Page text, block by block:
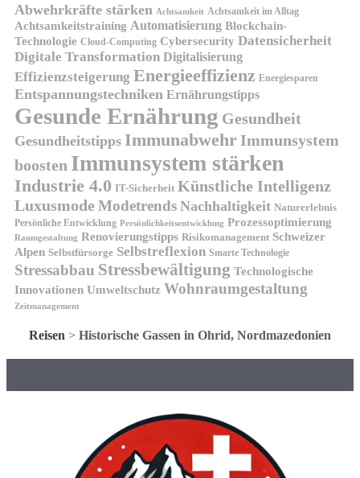
Abwehrkräfte stärken Achtsamkeit Achtsamkeit im Alltag
Achtsamkeitstraining Automatisierung Blockchain-
Technologie Cloud-Computing Cybersecurity Datensicherheit
Digitale Transformation Digitalisierung
Effizienzsteigerung Energieeffizienz Energiesparen
Entspannungstechniken Ernährungstipps
Gesunde Ernährung Gesundheit
Gesundheitstipps Immunabwehr Immunsystem
boosten Immunsystem stärken
Industrie 4.0 IT-Sicherheit Künstliche Intelligenz
LuxusmodeModetrends Nachhaltigkeit Naturerlebnis
Persönliche Entwicklung Persönlichkeitsentwicklung Prozessoptimierung
Raumgestaltung Renovierungstipps Risikomanagement Schweizer
Alpen Selbstfürsorge Selbstreflexion Smarte Technologie
Stressabbau Stressbewältigung Technologische
Innovationen Umweltschutz Wohnraumgestaltung
Zeitmanagement
Reisen > Historische Gassen in Ohrid, Nordmazedonien